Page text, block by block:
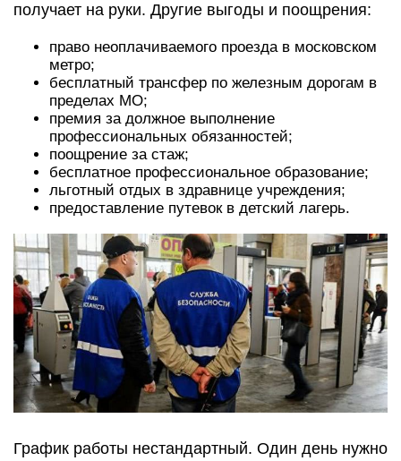
получает на руки. Другие выгоды и поощрения:
право неоплачиваемого проезда в московском
метро;
бесплатный трансфер по железным дорогам в
пределах МО;
премия за должное выполнение
профессиональных обязанностей;
поощрение за стаж;
бесплатное профессиональное образование;
льготный отдых в здравнице учреждения;
предоставление путевок в детский лагерь.
График работы нестандартный. Один день нужно